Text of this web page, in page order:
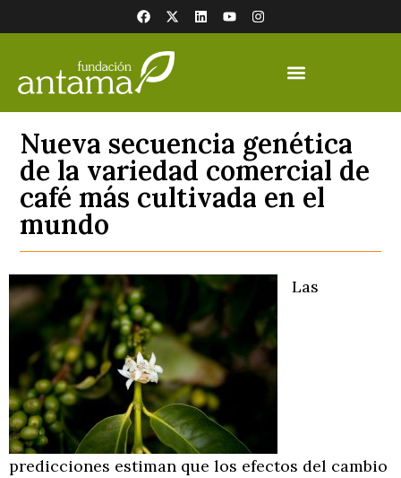
Nueva secuencia genética
de la variedad comercial de
café más cultivada en el
mundo
Las
predicciones estiman que los efectos del cambio